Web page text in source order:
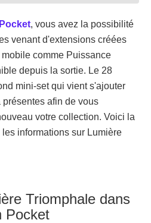
, vous avez la possibilité
venant d'extensions créées
comme Puissance
depuis la sortie. Le 28
mini-set qui vient s'ajouter
afin de vous
votre collection. Voici la
informations sur Lumière
Triomphale dans
Pocket